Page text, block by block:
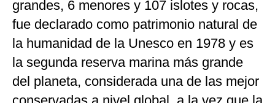
grandes, 6 menores y 107 islotes y rocas,
fue declarado como patrimonio natural de
la humanidad de la Unesco en 1978 y es
la segunda reserva marina más grande
del planeta, considerada una de las mejor